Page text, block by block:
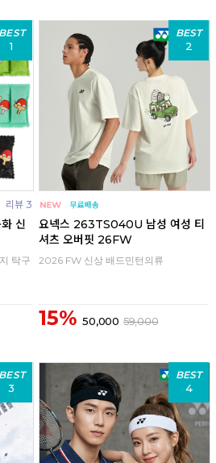
BEST
1
리뷰 3
신
탁구
BEST
2
요넥스 263TS040U 남성 여성 티
셔츠 오버핏 26FW
2026 FW 신상 배드민턴의류
15% 50,000 59,000
BEST
3
BEST
4